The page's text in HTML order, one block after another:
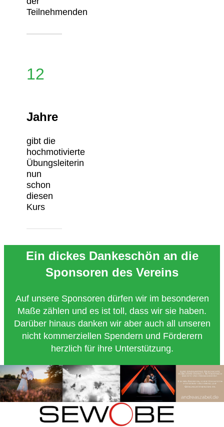
Teilnehmenden
12
Jahre
gibt die
hochmotivierte
Übungsleiterin
nun
schon
diesen
Kurs
Ein dickes Dankeschön an die
Sponsoren des Vereins
Auf unsere Sponsoren dürfen wir im besonderen
Maße zählen und es ist toll, dass wir sie haben.
Darüber hinaus danken wir aber auch all unseren
nicht kommerziellen Spendern und Förderern
herzlich für ihre Unterstützung.